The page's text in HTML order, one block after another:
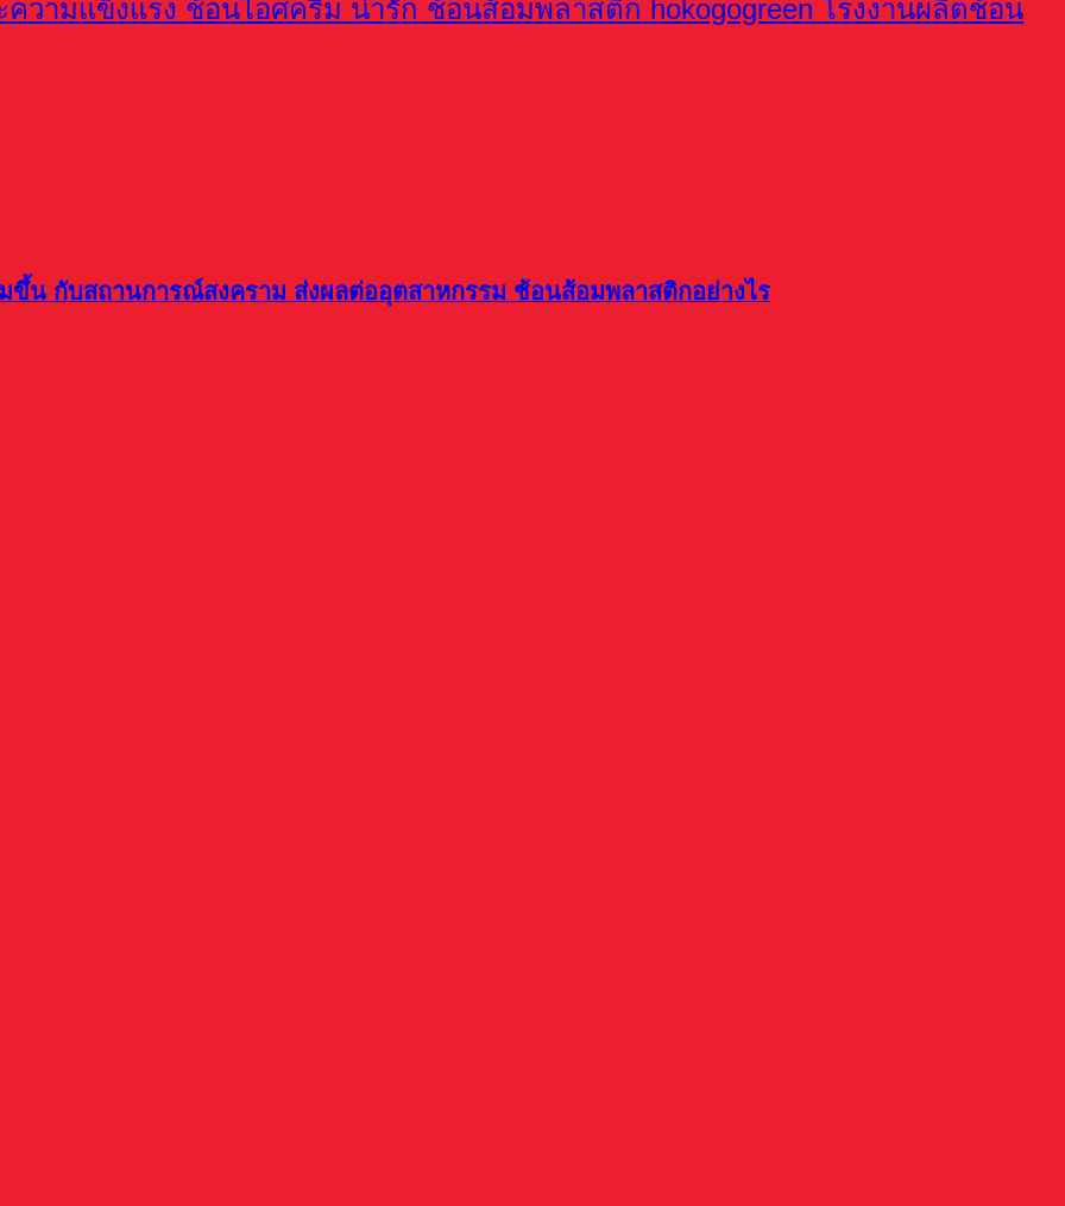
ขึ้น กับสถานการณ์สงคราม ส่งผลต่ออุตสาหกรรม ช้อนส้อมพลาสติกอย่างไร